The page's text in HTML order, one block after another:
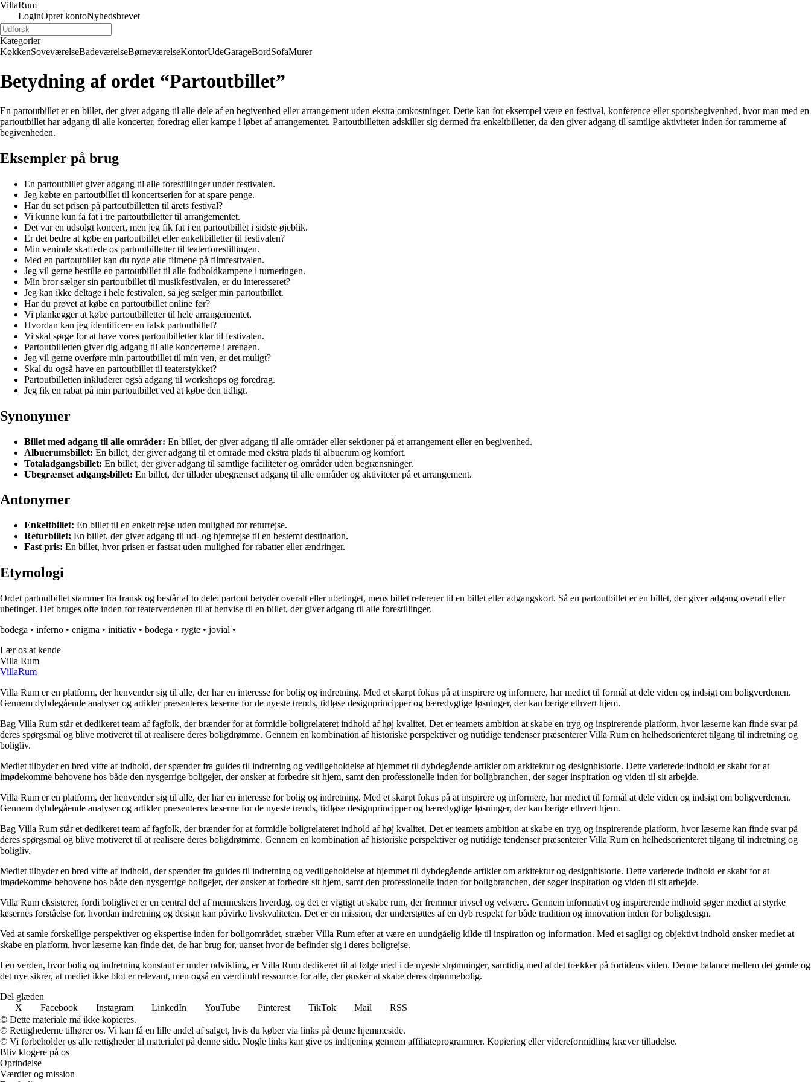
VillaRum
LoginOpret kontoNyhedsbrevet
Kategorier
KøkkenSoveværelseBadeværelseBørneværelseKontorUdeGarageBordSofaMurer
Betydning af ordet “Partoutbillet”
En partoutbillet er en billet, der giver adgang til alle dele af en begivenhed eller arrangement uden ekstra omkostninger. Dette kan for eksempel være en festival, konference eller sportsbegivenhed, hvor man med en
partoutbillet har adgang til alle koncerter, foredrag eller kampe i løbet af arrangementet. Partoutbilletten adskiller sig dermed fra enkeltbilletter, da den giver adgang til samtlige aktiviteter inden for rammerne af
begivenheden.
Eksempler på brug
En partoutbillet giver adgang til alle forestillinger under festivalen.
Jeg købte en partoutbillet til koncertserien for at spare penge.
Har du set prisen på partoutbilletten til årets festival?
Vi kunne kun få fat i tre partoutbilletter til arrangementet.
Det var en udsolgt koncert, men jeg fik fat i en partoutbillet i sidste øjeblik.
Er det bedre at købe en partoutbillet eller enkeltbilletter til festivalen?
Min veninde skaffede os partoutbilletter til teaterforestillingen.
Med en partoutbillet kan du nyde alle filmene på filmfestivalen.
Jeg vil gerne bestille en partoutbillet til alle fodboldkampene i turneringen.
Min bror sælger sin partoutbillet til musikfestivalen, er du interesseret?
Jeg kan ikke deltage i hele festivalen, så jeg sælger min partoutbillet.
Har du prøvet at købe en partoutbillet online før?
Vi planlægger at købe partoutbilletter til hele arrangementet.
Hvordan kan jeg identificere en falsk partoutbillet?
Vi skal sørge for at have vores partoutbilletter klar til festivalen.
Partoutbilletten giver dig adgang til alle koncerterne i arenaen.
Jeg vil gerne overføre min partoutbillet til min ven, er det muligt?
Skal du også have en partoutbillet til teaterstykket?
Partoutbilletten inkluderer også adgang til workshops og foredrag.
Jeg fik en rabat på min partoutbillet ved at købe den tidligt.
Synonymer
Billet med adgang til alle områder: En billet, der giver adgang til alle områder eller sektioner på et arrangement eller en begivenhed.
Albuerumsbillet: En billet, der giver adgang til et område med ekstra plads til albuerum og komfort.
Totaladgangsbillet: En billet, der giver adgang til samtlige faciliteter og områder uden begrænsninger.
Ubegrænset adgangsbillet: En billet, der tillader ubegrænset adgang til alle områder og aktiviteter på et arrangement.
Antonymer
Enkeltbillet: En billet til en enkelt rejse uden mulighed for returrejse.
Returbillet: En billet, der giver adgang til ud- og hjemrejse til en bestemt destination.
Fast pris: En billet, hvor prisen er fastsat uden mulighed for rabatter eller ændringer.
Etymologi
Ordet partoutbillet stammer fra fransk og består af to dele: partout betyder overalt eller ubetinget, mens billet refererer til en billet eller adgangskort. Så en partoutbillet er en billet, der giver adgang overalt eller
ubetinget. Det bruges ofte inden for teaterverdenen til at henvise til en billet, der giver adgang til alle forestillinger.
bodega • inferno • enigma • initiativ • bodega • rygte • jovial •
Lær os at kende
Villa Rum
VillaRum
Villa Rum er en platform, der henvender sig til alle, der har en interesse for bolig og indretning. Med et skarpt fokus på at inspirere og informere, har mediet til formål at dele viden og indsigt om boligverdenen.
Gennem dybdegående analyser og artikler præsenteres læserne for de nyeste trends, tidløse designprincipper og bæredygtige løsninger, der kan berige ethvert hjem.
Bag Villa Rum står et dedikeret team af fagfolk, der brænder for at formidle boligrelateret indhold af høj kvalitet. Det er teamets ambition at skabe en tryg og inspirerende platform, hvor læserne kan finde svar på
deres spørgsmål og blive motiveret til at realisere deres boligdrømme. Gennem en kombination af historiske perspektiver og nutidige tendenser præsenterer Villa Rum en helhedsorienteret tilgang til indretning og
boligliv.
Mediet tilbyder en bred vifte af indhold, der spænder fra guides til indretning og vedligeholdelse af hjemmet til dybdegående artikler om arkitektur og designhistorie. Dette varierede indhold er skabt for at
imødekomme behovene hos både den nysgerrige boligejer, der ønsker at forbedre sit hjem, samt den professionelle inden for boligbranchen, der søger inspiration og viden til sit arbejde.
Villa Rum er en platform, der henvender sig til alle, der har en interesse for bolig og indretning. Med et skarpt fokus på at inspirere og informere, har mediet til formål at dele viden og indsigt om boligverdenen.
Gennem dybdegående analyser og artikler præsenteres læserne for de nyeste trends, tidløse designprincipper og bæredygtige løsninger, der kan berige ethvert hjem.
Bag Villa Rum står et dedikeret team af fagfolk, der brænder for at formidle boligrelateret indhold af høj kvalitet. Det er teamets ambition at skabe en tryg og inspirerende platform, hvor læserne kan finde svar på
deres spørgsmål og blive motiveret til at realisere deres boligdrømme. Gennem en kombination af historiske perspektiver og nutidige tendenser præsenterer Villa Rum en helhedsorienteret tilgang til indretning og
boligliv.
Mediet tilbyder en bred vifte af indhold, der spænder fra guides til indretning og vedligeholdelse af hjemmet til dybdegående artikler om arkitektur og designhistorie. Dette varierede indhold er skabt for at
imødekomme behovene hos både den nysgerrige boligejer, der ønsker at forbedre sit hjem, samt den professionelle inden for boligbranchen, der søger inspiration og viden til sit arbejde.
Villa Rum eksisterer, fordi boliglivet er en central del af menneskers hverdag, og det er vigtigt at skabe rum, der fremmer trivsel og velvære. Gennem informativt og inspirerende indhold søger mediet at styrke
læsernes forståelse for, hvordan indretning og design kan påvirke livskvaliteten. Det er en mission, der understøttes af en dyb respekt for både tradition og innovation inden for boligdesign.
Ved at samle forskellige perspektiver og ekspertise inden for boligområdet, stræber Villa Rum efter at være en uundgåelig kilde til inspiration og information. Med et sagligt og objektivt indhold ønsker mediet at
skabe en platform, hvor læserne kan finde det, de har brug for, uanset hvor de befinder sig i deres boligrejse.
I en verden, hvor bolig og indretning konstant er under udvikling, er Villa Rum dedikeret til at følge med i de nyeste strømninger, samtidig med at det trækker på fortidens viden. Denne balance mellem det gamle og
det nye sikrer, at mediet ikke blot er relevant, men også en værdifuld ressource for alle, der ønsker at skabe deres drømmebolig.
Del glæden
X
Facebook Instagram LinkedIn YouTube Pinterest TikTok Mail
RSS
© Dette materiale må ikke kopieres.
© Rettighederne tilhører os. Vi kan få en lille andel af salget, hvis du køber via links på denne hjemmeside.
© Vi forbeholder os alle rettigheder til materialet på denne side. Nogle links kan give os indtjening gennem affiliateprogrammer. Kopiering eller videreformidling kræver tilladelse.
Bliv klogere på os
Oprindelse
Værdier og mission